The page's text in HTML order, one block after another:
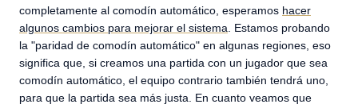
completamente al comodín automático, esperamos hacer
algunos cambios para mejorar el sistema . Estamos probando
la "paridad de comodín automático" en algunas regiones, eso
significa que, si creamos una partida con un jugador que sea
comodín automático, el equipo contrario también tendrá uno,
para que la partida sea más justa. En cuanto veamos que